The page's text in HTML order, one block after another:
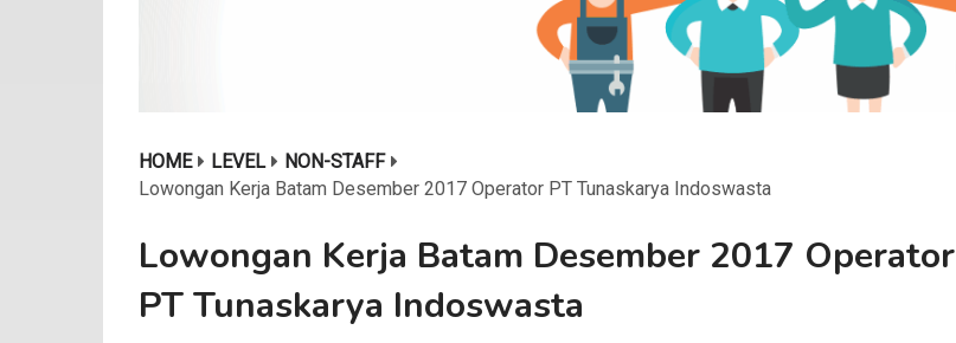
HOME LEVEL
NON-STAFF
Lowongan Kerja Batam Desember 2017 Operator PT Tunaskarya Indoswasta
Lowongan Kerja Batam Desember 2017 Operator
PT Tunaskarya Indoswasta